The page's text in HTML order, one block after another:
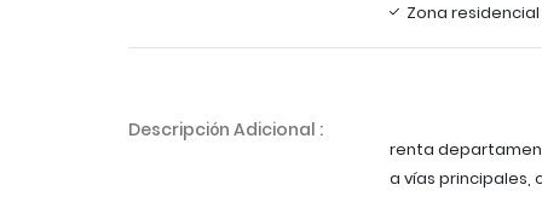
Zona residencial
Descripción Adicional :
renta
a vías principales,